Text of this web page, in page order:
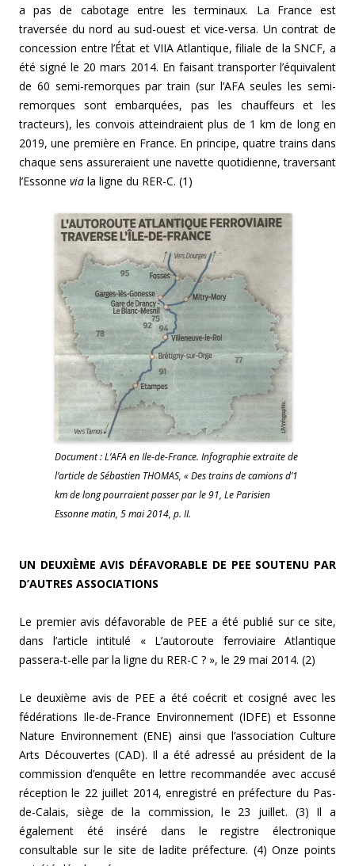
a pas de cabotage entre les terminaux. La France est
traversée du nord au sud-ouest et vice-versa. Un contrat de
concession entre l’État et VIIA Atlantique, filiale de la SNCF, a
été signé le 20 mars 2014. En faisant transporter l’équivalent
de 60 semi-remorques par train (sur l’AFA seules les semi-
remorques sont embarquées, pas les chauffeurs et les
tracteurs), les convois atteindraient plus de 1 km de long en
2019, une première en France. En principe, quatre trains dans
chaque sens assureraient une navette quotidienne, traversant
l’Essonne via la ligne du RER-C. (1)
Document : L’AFA en Ile-de-France. Infographie extraite de
l’article de Sébastien THOMAS, « Des trains de camions d’1
km de long pourraient passer par le 91, Le Parisien
Essonne matin, 5 mai 2014, p. II.
UN DEUXIÈME AVIS DÉFAVORABLE DE PEE SOUTENU PAR
D’AUTRES ASSOCIATIONS
Le premier avis défavorable de PEE a été publié sur ce site,
dans l’article intitulé « L’autoroute ferroviaire Atlantique
passera-t-elle par la ligne du RER-C ? », le 29 mai 2014. (2)
Le deuxième avis de PEE a été coécrit et cosigné avec les
fédérations Ile-de-France Environnement (IDFE) et Essonne
Nature Environnement (ENE) ainsi que l’association Culture
Arts Découvertes (CAD). Il a été adressé au président de la
commission d’enquête en lettre recommandée avec accusé
réception le 22 juillet 2014, enregistré en préfecture du Pas-
de-Calais, siège de la commission, le 23 juillet. (3) Il a
également été inséré dans le registre électronique
consultable sur le site de ladite préfecture. (4) Onze points